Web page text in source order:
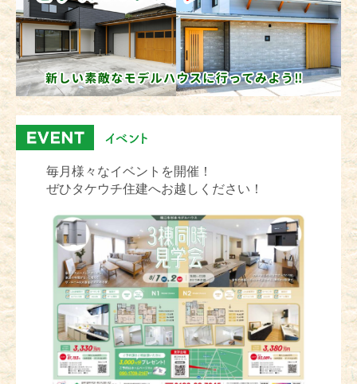
毎月様々なイベントを開催！
ぜひタケウチ住建へお越しください！